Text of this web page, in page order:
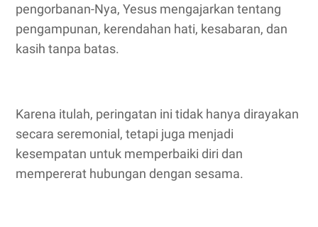
pengorbanan-Nya, Yesus mengajarkan tentang
pengampunan, kerendahan hati, kesabaran, dan
kasih tanpa batas.
Karena itulah, peringatan ini tidak hanya dirayakan
secara seremonial, tetapi juga menjadi
kesempatan untuk memperbaiki diri dan
mempererat hubungan dengan sesama.